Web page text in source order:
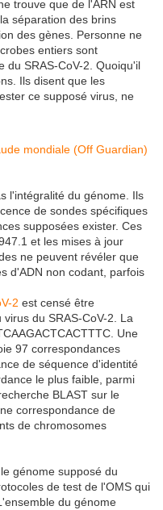
trouve que de l'ARN est
séparation des brins
des gènes. Personne ne
entiers sont
du SRAS-CoV-2. Quoiqu'il
Ils disent que les
ce supposé virus, ne
l'intégralité du génome. Ils
de sondes spécifiques
supposées exister. Ces
et les mises à jour
ne peuvent révéler que
d'ADN non codant, parfois
2 est censé être
du SRAS-CoV-2. La
Une
97 correspondances
de séquence d'identité
le plus faible, parmi
BLAST sur le
correspondance de
de chromosomes
génome supposé du
de test de l'OMS qui
du génome